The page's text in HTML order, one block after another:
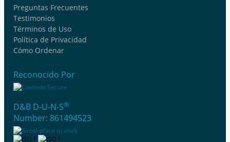
Preguntas Frecuentes
Testimonios
Términos de Uso
Política de Privacidad
Cómo Ordenar
Reconocido Por
D&B D-U-N-S®
Number: 861494523